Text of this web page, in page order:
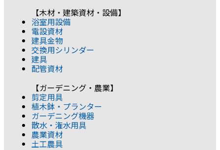
【木材・建築資材・設備】
浴室用設備
電設資材
建具金物
交換用シリンダー
建具
配管資材
【ガーデニング・農業】
剪定用具
植木鉢・プランター
ガーデニング機器
散水・潅水用具
農業資材
土工農具